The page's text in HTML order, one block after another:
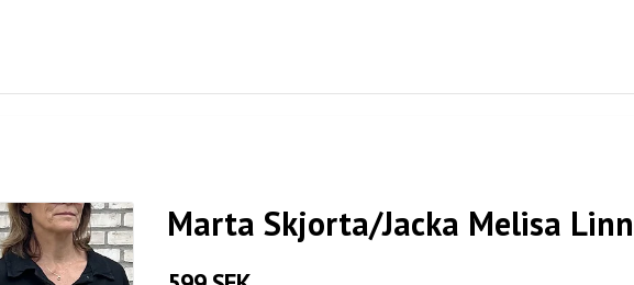
Marta Skjorta/Jacka Melisa